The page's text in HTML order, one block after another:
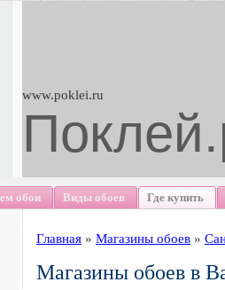
www.poklei.ru
обои Виды обоев Где купить
Главная » Магазины обоев »
Магазины обоев в